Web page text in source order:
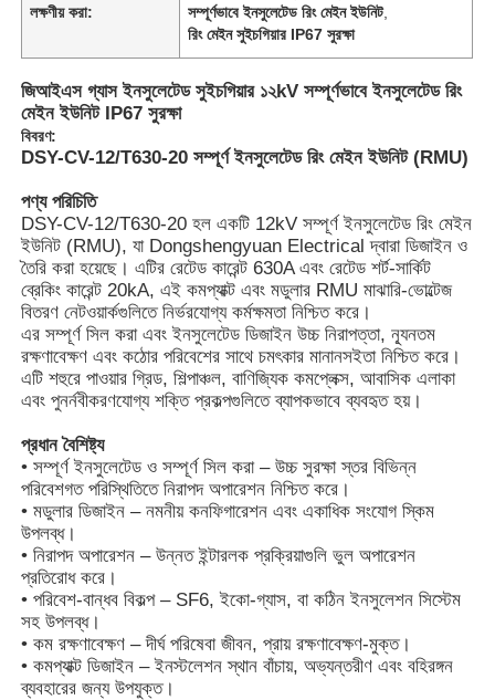
লক্ষণীয় করা:
সম্পূর্ণভাবে ইনসুলেটেড রিং মেইন ইউনিট,
রিং মেইন সুইচগিয়ার IP67 সুরক্ষা
জিআইএস গ্যাস ইনসুলেটেড সুইচগিয়ার ১২kV সম্পূর্ণভাবে ইনসুলেটেড রিং
মেইন ইউনিট IP67 সুরক্ষা
বিবরণ:
DSY-CV-12/T630-20 সম্পূর্ণ ইনসুলেটেড রিং মেইন ইউনিট (RMU)
পণ্য পরিচিতি
DSY-CV-12/T630-20 হল একটি 12kV সম্পূর্ণ ইনসুলেটেড রিং মেইন
ইউনিট (RMU), যা Dongshengyuan Electrical দ্বারা ডিজাইন ও
তৈরি করা হয়েছে। এটির রেটেড কারেন্ট 630A এবং রেটেড শর্ট-সার্কিট
ব্রেকিং কারেন্ট 20kA, এই কমপ্যাক্ট এবং মডুলার RMU মাঝারি-ভোল্টেজ
বিতরণ নেটওয়ার্কগুলিতে নির্ভরযোগ্য কর্মক্ষমতা নিশ্চিত করে।
এর সম্পূর্ণ সিল করা এবং ইনসুলেটেড ডিজাইন উচ্চ নিরাপত্তা, ন্যূনতম
রক্ষণাবেক্ষণ এবং কঠোর পরিবেশের সাথে চমৎকার মানানসইতা নিশ্চিত করে।
এটি শহুরে পাওয়ার গ্রিড, শিল্পাঞ্চল, বাণিজ্যিক কমপ্লেক্স, আবাসিক এলাকা
এবং পুনর্নবীকরণযোগ্য শক্তি প্রকল্পগুলিতে ব্যাপকভাবে ব্যবহৃত হয়।
প্রধান বৈশিষ্ট্য
• সম্পূর্ণ ইনসুলেটেড ও সম্পূর্ণ সিল করা – উচ্চ সুরক্ষা স্তর বিভিন্ন
পরিবেশগত পরিস্থিতিতে নিরাপদ অপারেশন নিশ্চিত করে।
• মডুলার ডিজাইন – নমনীয় কনফিগারেশন এবং একাধিক সংযোগ স্কিম
উপলব্ধ।
• নিরাপদ অপারেশন – উন্নত ইন্টারলক প্রক্রিয়াগুলি ভুল অপারেশন
প্রতিরোধ করে।
• পরিবেশ-বান্ধব বিকল্প – SF6, ইকো-গ্যাস, বা কঠিন ইনসুলেশন সিস্টেম
সহ উপলব্ধ।
• কম রক্ষণাবেক্ষণ – দীর্ঘ পরিষেবা জীবন, প্রায় রক্ষণাবেক্ষণ-মুক্ত।
• কমপ্যাক্ট ডিজাইন – ইনস্টলেশন স্থান বাঁচায়, অভ্যন্তরীণ এবং বহিরঙ্গন
ব্যবহারের জন্য উপযুক্ত।